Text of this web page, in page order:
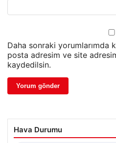
Daha sonraki yorumlarımda
posta adresim ve site
kaydedilsin.
Hava Durumu